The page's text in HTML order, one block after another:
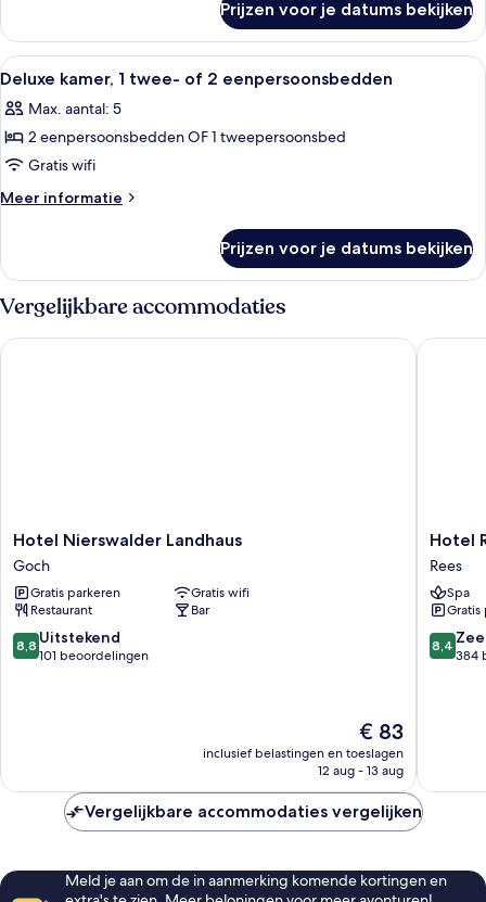
eenpersoonsbedden
laden
kamer,
twee-
2
eenpersoonsbedden
Prijzen voor je datums bekijken
Alle
foto's
voor
Deluxe
kamer,
1
2
eenpersoonsbedden
laden
Een hotelkamer met een bed,
5
Deluxe kamer, 1 twee- of 2 eenpersoonsbedden
Max. aantal: 5
2 eenpersoonsbedden OF 1 tweepersoonsbed
Gratis wifi
Meer informatie
Meer
kamer,
twee-
2
Prijzen voor je datums bekijken
Vergelijkbare accommodaties
Hotel
Nierswalder
Landhaus
Goch
Hotel Nierswalder Landhaus
Goch
Gratis parkeren
Gratis wifi
Restaurant
Bar
8.8
van
8,8 Uitstekend
101 beoordelingen
De
prijs
is
€ 83
inclusief belastingen en toeslagen
12 aug - 13 aug
Hotel Nierswalder Landhaus
Hotel
Rees
Rees
Hotel
Rees
Spa
Gratis
8.4
van
8,4
384
Hotel
Vergelijkbare accommodaties vergelijken
Meld je aan om de in aanmerking komende kortingen en